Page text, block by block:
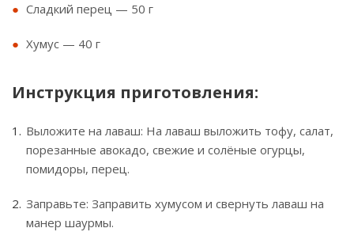
Сладкий перец — 50 г
Хумус — 40 г
Инструкция приготовления:
Выложите на лаваш: На лаваш выложить тофу, салат,
порезанные авокадо, свежие и солёные огурцы,
помидоры, перец.
Заправьте: Заправить хумусом и свернуть лаваш на
манер шаурмы.